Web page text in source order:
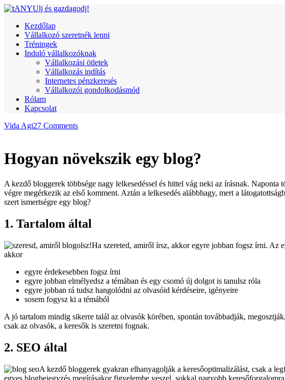
Kezdőlap
Vállalkozó szeretnék lenni
Tréningek
Induló vállalkozóknak
Vállalkozási ötletek
Vállalkozás indítás
Internetes pénzkeresés
Vállalkozói gondolkodásmód
Rólam
Kapcsolat
Vida Agi27 Comments
Hogyan növekszik egy blog?
A kezdő bloggerek többsége nagy lelkesedéssel és hittel vág neki az írásnak.
végre megérkezik az első komment. Aztán a lelkesedés alábbhagy, mert a
szert ismertségre egy blog?
1. Tartalom által
Ha szereted, amiről írsz, akkor egyre jobban fogsz írni. Az
akkor
egyre érdekesebben fogsz írni
egyre jobban elmélyedsz a témában és egy csomó új dolgot is tanulsz róla
egyre jobban rá tudsz hangolódni az olvasóid kérdéseire, igényeire
sosem fogysz ki a témából
A jó tartalom mindig sikerre talál az olvasók körében, spontán továbbadják,
csak az olvasók, a keresők is szeretni fognak.
2. SEO által
A kezdő bloggerek gyakran elhanyagolják a keresőoptimalizálást, csak a
egyes blogbejegyzés megírásakor figyelembe veszel, sokkal nagyobb